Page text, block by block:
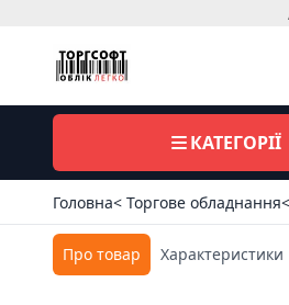
КАТЕГОРІЇ
Головна< Торгове обладнання
Про товар Характеристики